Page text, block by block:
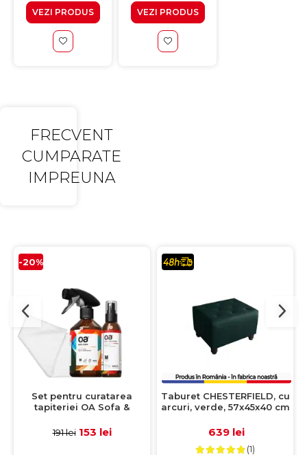
VEZI PRODUS VEZI PRODUS
FRECVENT
CUMPARATE
IMPREUNA
-20%
Set pentru curatarea
tapiteriei OA Sofa &
Laveta din microfibra
35x35 cm
191 lei 153 lei
Taburet CHESTERFIELD, cu
arcuri, verde, 57x45x40 cm
639 lei
(1)